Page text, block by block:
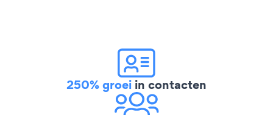
250% groei in contacten